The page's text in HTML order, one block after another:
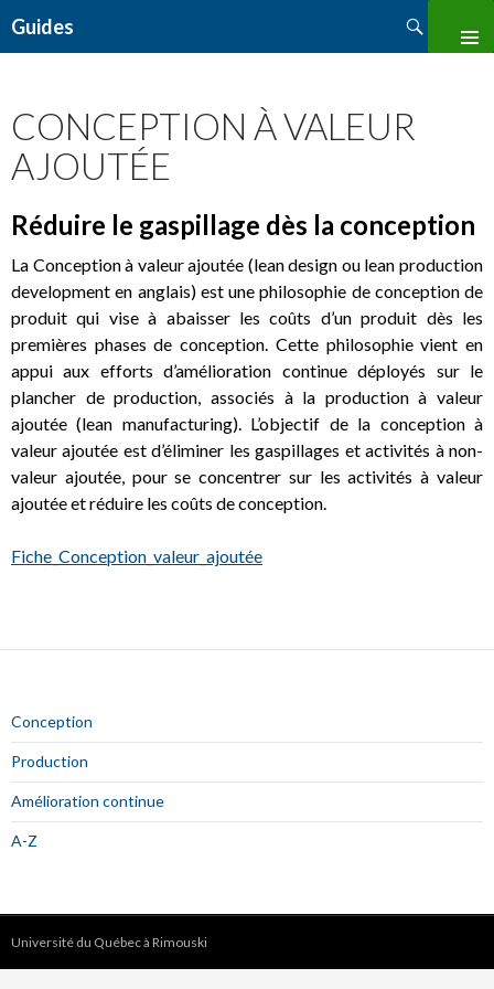
Guides
CONCEPTION À VALEUR
AJOUTÉE
Réduire le gaspillage dès la conception
La Conception à valeur ajoutée (lean design ou lean production
development en anglais) est une philosophie de conception de
produit qui vise à abaisser les coûts d’un produit dès les
premières phases de conception. Cette philosophie vient en
appui aux efforts d’amélioration continue déployés sur le
plancher de production, associés à la production à valeur
ajoutée (lean manufacturing). L’objectif de la conception à
valeur ajoutée est d’éliminer les gaspillages et activités à non-
valeur ajoutée, pour se concentrer sur les activités à valeur
ajoutée et réduire les coûts de conception.
Fiche_Conception_valeur_ajoutée
Conception
Production
Amélioration continue
A-Z
Université du Québec à Rimouski